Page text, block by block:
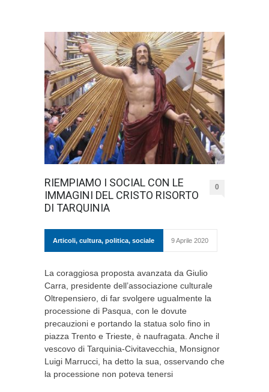
RIEMPIAMO I SOCIAL CON LE
IMMAGINI DEL CRISTO RISORTO
DI TARQUINIA
0
Articoli, cultura, politica, sociale 9 Aprile 2020
La coraggiosa proposta avanzata da Giulio
Carra, presidente dell’associazione culturale
Oltrepensiero, di far svolgere ugualmente la
processione di Pasqua, con le dovute
precauzioni e portando la statua solo fino in
piazza Trento e Trieste, è naufragata. Anche il
vescovo di Tarquinia-Civitavecchia, Monsignor
Luigi Marrucci, ha detto la sua, osservando che
la processione non poteva tenersi